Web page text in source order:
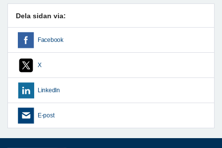
Dela sidan via:
Facebook
X
LinkedIn
E-post